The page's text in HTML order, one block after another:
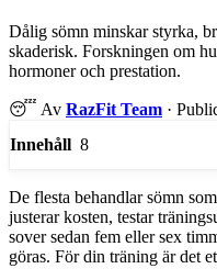
Dålig sömn minskar styrka,
skaderisk. Forskningen om
hormoner och prestation.
😴 Av RazFit Team ·
Innehåll 8
De flesta behandlar sömn
justerar kosten, testar
sover sedan fem eller sex
göras. För din träning är det